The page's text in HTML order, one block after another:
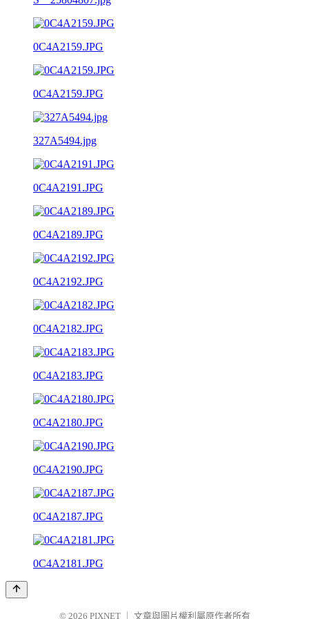
0C4A2159.JPG
0C4A2159.JPG
327A5494.jpg
0C4A2191.JPG
0C4A2189.JPG
0C4A2192.JPG
0C4A2182.JPG
0C4A2183.JPG
0C4A2180.JPG
0C4A2190.JPG
0C4A2187.JPG
0C4A2181.JPG
© 2026 PIXNET 文章與圖片權利屬原作者所有